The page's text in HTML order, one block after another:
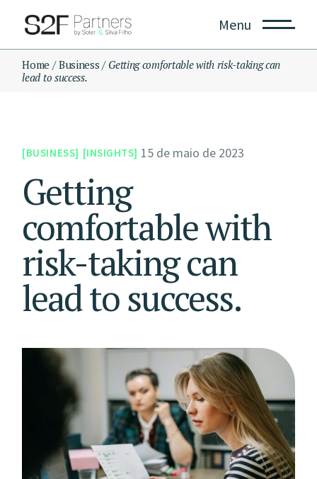
Menu
Home Business
Getting comfortable with risk-taking can
lead to success.
BUSINESS INSIGHTS 15 de maio de 2023
Getting
comfortable with
risk-taking can
lead to success.